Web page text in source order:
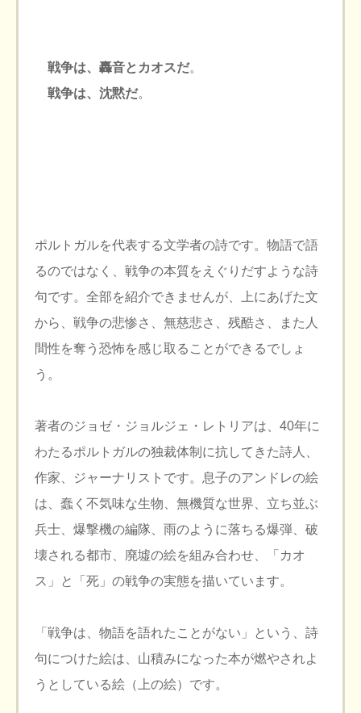
戦争は、轟音とカオスだ。
戦争は、沈黙だ。
ポルトガルを代表する文学者の詩です。物語で語
るのではなく、戦争の本質をえぐりだすような詩
句です。全部を紹介できませんが、上にあげた文
から、戦争の悲惨さ、無慈悲さ、残酷さ、また人
間性を奪う恐怖を感じ取ることができるでしょ
う。
著者のジョゼ・ジョルジェ・レトリアは、40年に
わたるポルトガルの独裁体制に抗してきた詩人、
作家、ジャーナリストです。息子のアンドレの絵
は、蠢く不気味な生物、無機質な世界、立ち並ぶ
兵士、爆撃機の編隊、雨のように落ちる爆弾、破
壊される都市、廃墟の絵を組み合わせ、「カオ
ス」と「死」の戦争の実態を描いています。
「戦争は、物語を語れたことがない」という、詩
句につけた絵は、山積みになった本が燃やされよ
うとしている絵（上の絵）です。